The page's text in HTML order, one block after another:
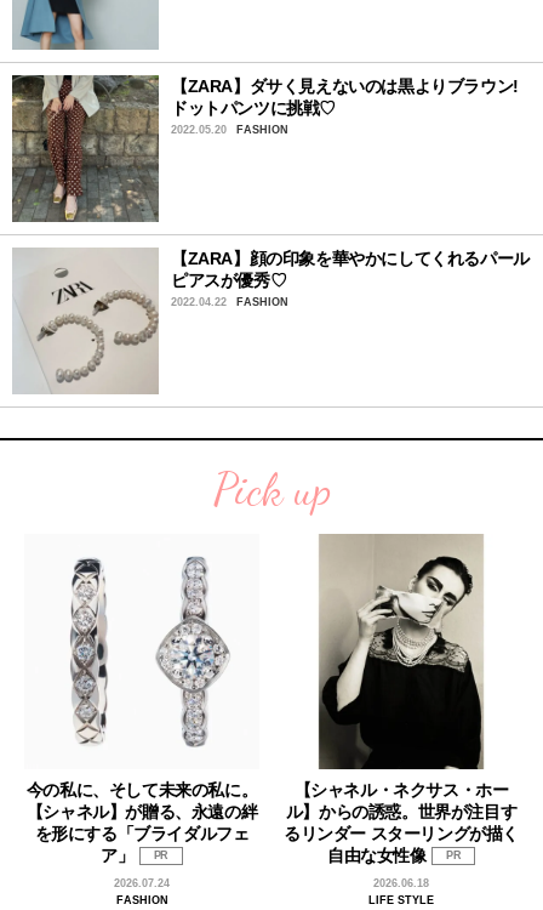
【ZARA】ダサく見えないのは黒よりブラウン!
ドットパンツに挑戦♡
2022.05.20 FASHION
【ZARA】顔の印象を華やかにしてくれるパール
ピアスが優秀♡
2022.04.22 FASHION
Pick up
今の私に、そして未来の私に。
【シャネル】が贈る、永遠の絆
を形にする「ブライダルフェ
ア」
PR
2026.07.24
FASHION
【シャネル・ネクサス・ホー
ル】からの誘惑。世界が注目す
るリンダー スターリングが描く
自由な女性像
PR
2026.06.18
LIFE STYLE